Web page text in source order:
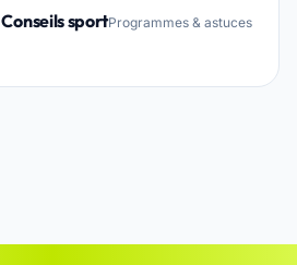
Conseils sportProgrammes & astuces